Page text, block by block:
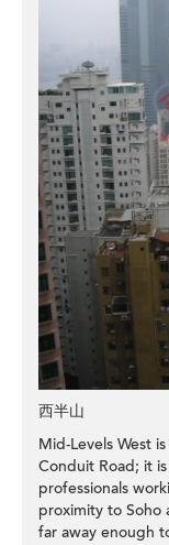
西半山
Mid-Levels West
Conduit Road; it
professionals
proximity to Soho
far away enough